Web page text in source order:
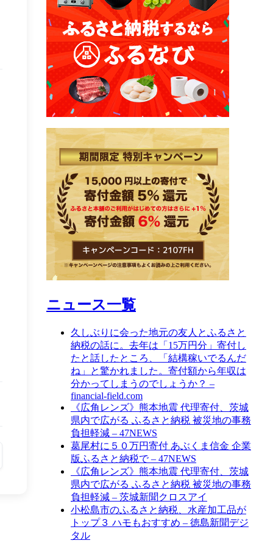
ニュース一覧
久しぶりに会った地元の友人とふるさと
納税の話に。去年は「15万円分」寄付し
たと話したところ、「結構稼いでるんだ
ね」と驚かれました。寄付額から年収は
分かってしまうのでしょうか？ –
financial-field.com
《広角レンズ》熊本地震 代理寄付、茨城
県内で広がる ふるさと納税 被災地の事務
負担軽減 – 47NEWS
葛尾村に５０万円寄付 あぶくま信金 企業
版ふるさと納税で – 47NEWS
《広角レンズ》熊本地震 代理寄付、茨城
県内で広がる ふるさと納税 被災地の事務
負担軽減 – 茨城新聞クロスアイ
小松島市のふるさと納税、水産加工品が
トップ３ ハモもおすすめ – 徳島新聞デジ
タル